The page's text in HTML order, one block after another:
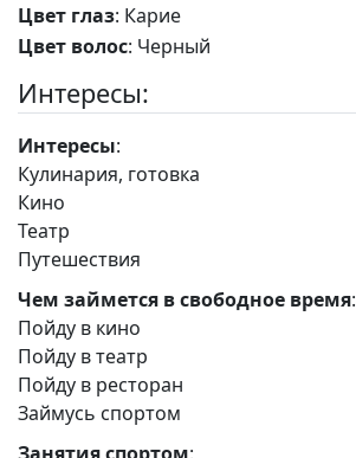
Цвет глаз: Карие
Цвет волос: Черный
Интересы:
Интересы:
Кулинария, готовка
Кино
Театр
Путешествия
Чем займется в свободное время:
Пойду в кино
Пойду в театр
Пойду в ресторан
Займусь спортом